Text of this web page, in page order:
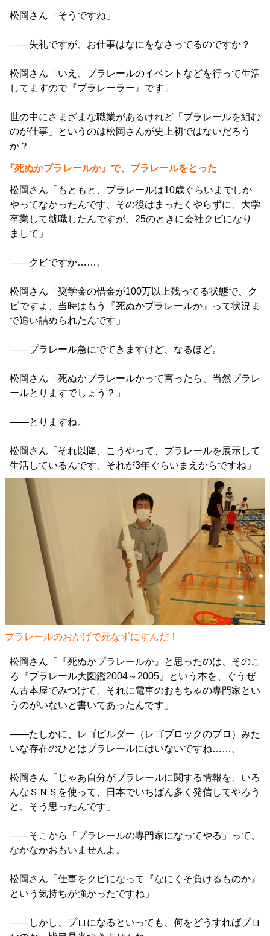
松岡さん「そうですね」
――失礼ですが、お仕事はなにをなさってるのですか？
松岡さん「いえ、プラレールのイベントなどを行って生活
してますので『プラレーラー』です」
世の中にさまざまな職業があるけれど「プラレールを組む
のが仕事」というのは松岡さんが史上初ではないだろう
か？
『死ぬかプラレールか』で、プラレールをとった
松岡さん「もともと、プラレールは10歳ぐらいまでしか
やってなかったんです、その後はまったくやらずに、大学
卒業して就職したんですが、25のときに会社クビになり
まして」
――クビですか……。
松岡さん「奨学金の借金が100万以上残ってる状態で、ク
ビですよ、当時はもう『死ぬかプラレールか』って状況ま
で追い詰められたんです」
――プラレール急にでてきますけど、なるほど。
松岡さん「死ぬかプラレールかって言ったら、当然プラレ
ールとりますでしょう？」
――とりますね。
松岡さん「それ以降、こうやって、プラレールを展示して
生活しているんです、それが3年ぐらいまえからですね」
プラレールのおかげで死なずにすんだ！
松岡さん「『死ぬかプラレールか』と思ったのは、そのこ
ろ『プラレール大図鑑2004～2005』という本を、ぐうぜ
ん古本屋でみつけて、それに電車のおもちゃの専門家とい
うのがいないと書いてあったんです」
――たしかに、レゴビルダー（レゴブロックのプロ）みた
いな存在のひとはプラレールにはいないですね……。
松岡さん「じゃあ自分がプラレールに関する情報を、いろ
んなＳＮＳを使って、日本でいちばん多く発信してやろう
と、そう思ったんです」
――そこから「プラレールの専門家になってやる」って、
なかなかおもいませんよ。
松岡さん「仕事をクビになって『なにくそ負けるものか』
という気持ちが強かったですね」
――しかし、プロになるといっても、何をどうすればプロ